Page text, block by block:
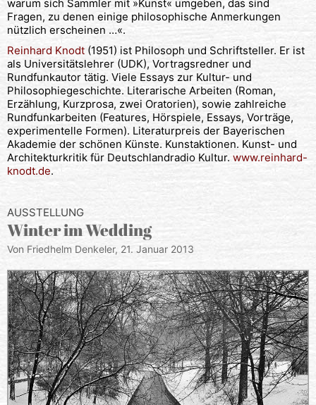
warum sich Sammler mit »Kunst« umgeben, das sind
Fragen, zu denen einige philosophische Anmerkungen
nützlich erscheinen …«.
Reinhard Knodt (1951) ist Philosoph und Schriftsteller. Er ist
als Universitätslehrer (UDK), Vortragsredner und
Rundfunkautor tätig. Viele Essays zur Kultur- und
Philosophiegeschichte. Literarische Arbeiten (Roman,
Erzählung, Kurzprosa, zwei Oratorien), sowie zahlreiche
Rundfunkarbeiten (Features, Hörspiele, Essays, Vorträge,
experimentelle Formen). Literaturpreis der Bayerischen
Akademie der schönen Künste. Kunstaktionen. Kunst- und
Architekturkritik für Deutschlandradio Kultur. www.reinhard-
knodt.de.
AUSSTELLUNG
Winter im Wedding
Von Friedhelm Denkeler, 21. Januar 2013